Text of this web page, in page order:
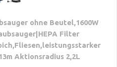
ohne Beutel,1600W
Filter
Aktionsradius 2,2L